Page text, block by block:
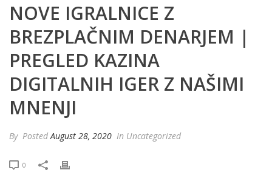
NOVE IGRALNICE Z
BREZPLAČNIM DENARJEM |
PREGLED KAZINA
DIGITALNIH IGER Z NAŠIMI
MNENJI
By PostedAugust 28, 2020 In Uncategorized
0